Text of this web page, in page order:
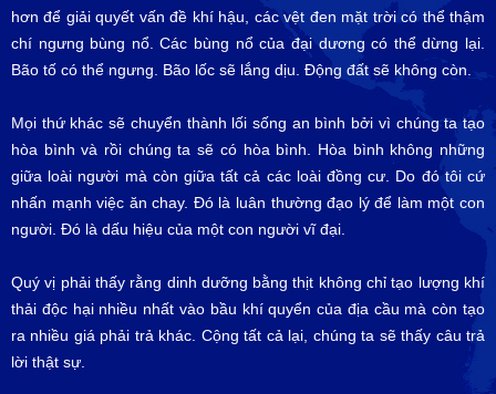
hơn để giải quyết vấn đề khí hậu, các vệt đen mặt trời có thể thậm
chí ngưng bùng nổ. Các bùng nổ của đại dương có thể dừng lại.
Bão tố có thể ngưng. Bão lốc sẽ lắng dịu. Động đất sẽ không còn.
Mọi thứ khác sẽ chuyển thành lối sống an bình bởi vì chúng ta tạo
hòa bình và rồi chúng ta sẽ có hòa bình. Hòa bình không những
giữa loài người mà còn giữa tất cả các loài đồng cư. Do đó tôi cứ
nhấn mạnh việc ăn chay. Đó là luân thường đạo lý để làm một con
người. Đó là dấu hiệu của một con người vĩ đại.
Quý vị phải thấy rằng dinh dưỡng bằng thịt không chỉ tạo lượng khí
thải độc hại nhiều nhất vào bầu khí quyển của địa cầu mà còn tạo
ra nhiều giá phải trả khác. Cộng tất cả lại, chúng ta sẽ thấy câu trả
lời thật sự.